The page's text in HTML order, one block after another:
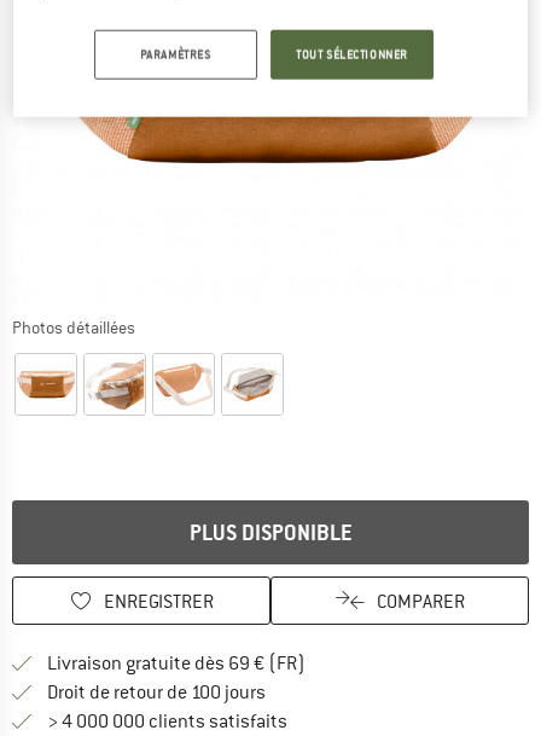
Photos détaillées
PLUS DISPONIBLE
ENREGISTRER COMPARER
Livraison gratuite dès 69 € (FR)
Droit de retour de 100 jours
> 4 000 000 clients satisfaits
PARAMÈTRES TOUT SÉLECTIONNER